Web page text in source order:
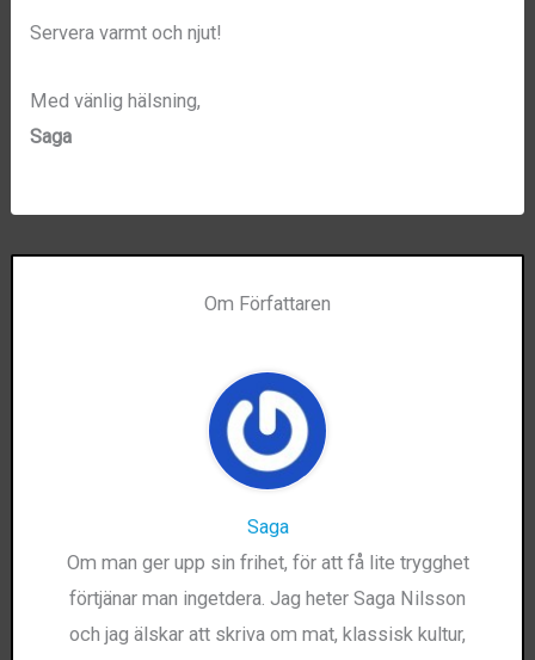
Servera varmt och njut!
Med vänlig hälsning,
Saga
Om Författaren
Saga
Om man ger upp sin frihet, för att få lite trygghet
förtjänar man ingetdera. Jag heter Saga Nilsson
och jag älskar att skriva om mat, klassisk kultur,